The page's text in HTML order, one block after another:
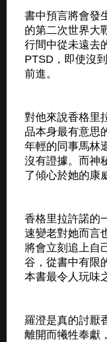
書中預言將會發
的第二次世界大
行間中從未遠去
PTSD，即使沒
前進。
對他來說香格里
品本身最有意思
年輕的同事馬林
沒有證據。而神
了傾心於她的康
香格里拉許諾的
速變老對她而言
將會立刻追上自
谷，從書中有限
本書最令人玩味
羅澄是真的討厭
離開而犧牲奉獻